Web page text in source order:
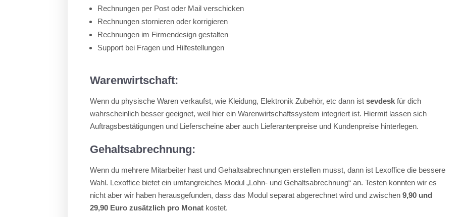
Rechnungen per Post oder Mail verschicken
Rechnungen stornieren oder korrigieren
Rechnungen im Firmendesign gestalten
Support bei Fragen und Hilfestellungen
Warenwirtschaft:
Wenn du physische Waren verkaufst, wie Kleidung, Elektronik Zubehör, etc dann istsevdesk für dich
wahrscheinlich besser geeignet, weil hier ein Warenwirtschaftssystem integriert ist. Hiermit lassen sich
Auftragsbestätigungen und Lieferscheine aber auch Lieferantenpreise und Kundenpreise hinterlegen.
Gehaltsabrechnung:
Wenn du mehrere Mitarbeiter hast und Gehaltsabrechnungen erstellen musst, dann ist Lexoffice die bessere
Wahl. Lexoffice bietet ein umfangreiches Modul „Lohn- und Gehaltsabrechnung“ an. Testen konnten wir es
nicht aber wir haben herausgefunden, dass das Modul separat abgerechnet wird und zwischen9,90 und
29,90 Euro zusätzlich pro Monat kostet.